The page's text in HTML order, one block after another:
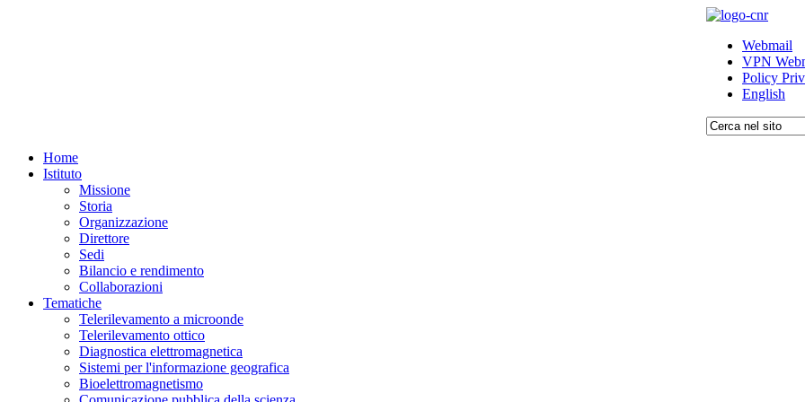
Webmail
VPN
Policy
English
Home
Istituto
Missione
Storia
Organizzazione
Direttore
Sedi
Bilancio e rendimento
Collaborazioni
Tematiche
Telerilevamento a microonde
Telerilevamento ottico
Diagnostica elettromagnetica
Sistemi per l'informazione geografica
Bioelettromagnetismo